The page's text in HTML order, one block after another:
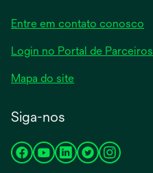
Entre em contato conosco
Login no Portal de Parceiros
Mapa do site
Siga-nos
abreabreabreabreabre